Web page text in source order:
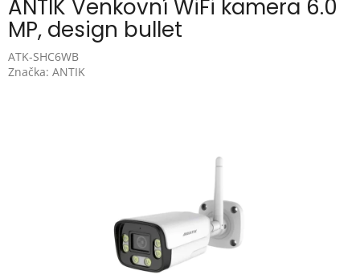
ANTIK Venkovní WiFi kamera 6.0
MP, design bullet
ATK-SHC6WB
Značka: ANTIK